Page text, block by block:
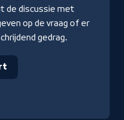
de discussie met
op de vraag of er
gedrag.